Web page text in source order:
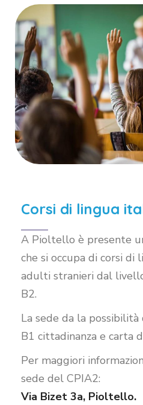
Corsi di lingua
A Pioltello è presente
che si occupa di corsi di
adulti stranieri dal
B2.
La sede da la
B1 cittadinanza e carta
Per maggiori
sede del CPIA2:
Via Bizet 3a, Pioltello.